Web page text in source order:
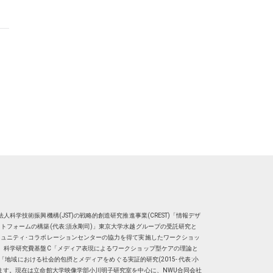
人科学技術振興機構(JST)の戦略的創造研究推進事業(CREST)「情報デザ
フォームの構築(代表:須永剛司)」東京大学水越グループの受託研究と
ニティ･コラボレーションセンターの協力を得て実施したワークショッ
科学研究費基盤C「メディア表現によるワークショップ型ケアの理論と
地域における社会的包摂とメディアをめぐる実証的研究(2015- 代表:小
す。現在は立命館大学映像学部小川明子研究室を中心に、 NWU合同会社